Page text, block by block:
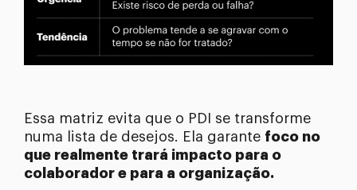
Essa matriz evita que o PDI se transforme
numa lista de desejos. Ela garante foco no
que realmente trará impacto para o
colaborador e para a organização.